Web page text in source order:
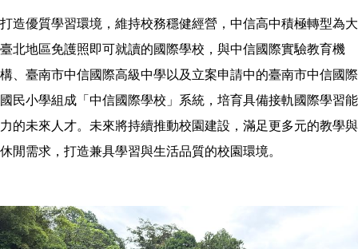
打造優質學習環境，維持校務穩健經營，中信高中積極轉型為大
臺北地區免護照即可就讀的國際學校，與中信國際實驗教育機
構、臺南市中信國際高級中學以及立案申請中的臺南市中信國際
國民小學組成「中信國際學校」系統，培育具備接軌國際學習能
力的未來人才。未來將持續推動校園建設，滿足更多元的教學與
休閒需求，打造兼具學習與生活品質的校園環境。